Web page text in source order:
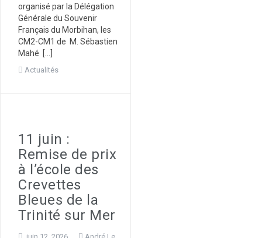
organisé par la Délégation
Générale du Souvenir
Français du Morbihan, les
CM2-CM1 de M. Sébastien
Mahé […]
Actualités
11 juin :
Remise de prix
à l’école des
Crevettes
Bleues de la
Trinité sur Mer